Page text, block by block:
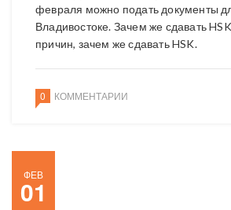
февраля можно подать документы
Владивостоке. Зачем же сдавать
причин, зачем же сдавать HSK.
0 КОММЕНТАРИИ
ФЕВ
01